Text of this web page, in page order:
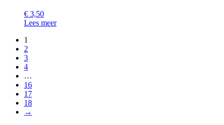
€ 3,50
Lees meer
1
2
3
4
…
16
17
18
→